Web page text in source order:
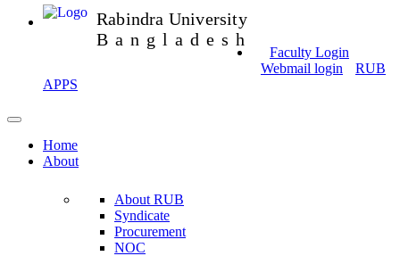
Rabindra University
Bangladesh
Faculty Login
Webmail login
RUB
APPS
Home
About
About RUB
Syndicate
Procurement
NOC